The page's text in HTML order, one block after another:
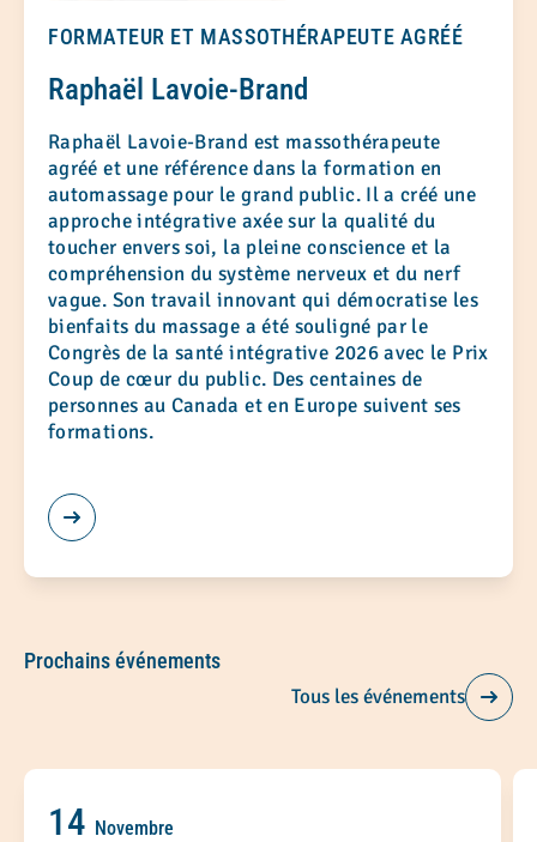
FORMATEUR ET MASSOTHÉRAPEUTE AGRÉÉ
Raphaël Lavoie-Brand
Raphaël Lavoie-Brand est massothérapeute
agréé et une référence dans la formation en
automassage pour le grand public. Il a créé une
approche intégrative axée sur la qualité du
toucher envers soi, la pleine conscience et la
compréhension du système nerveux et du nerf
vague. Son travail innovant qui démocratise les
bienfaits du massage a été souligné par le
Congrès de la santé intégrative 2026 avec le Prix
Coup de cœur du public. Des centaines de
personnes au Canada et en Europe suivent ses
formations.
Prochains événements
Tous les événements
14 Novembre